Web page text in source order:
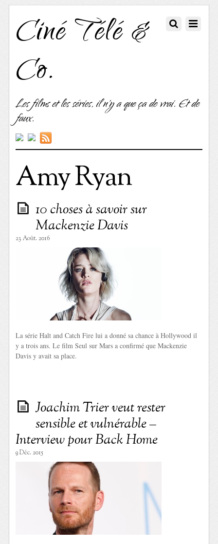
Ciné Télé &
Co.
Les films et les séries, il n'y a que ça de vrai. Et de
faux.
Amy Ryan
10 choses à savoir sur
Mackenzie Davis
23 Août. 2016
La série Halt and Catch Fire lui a donné sa chance à Hollywood il
y a trois ans. Le film Seul sur Mars a confirmé que Mackenzie
Davis y avait sa place.
Joachim Trier veut rester
sensible et vulnérable –
Interview pour Back Home
9 Déc. 2015